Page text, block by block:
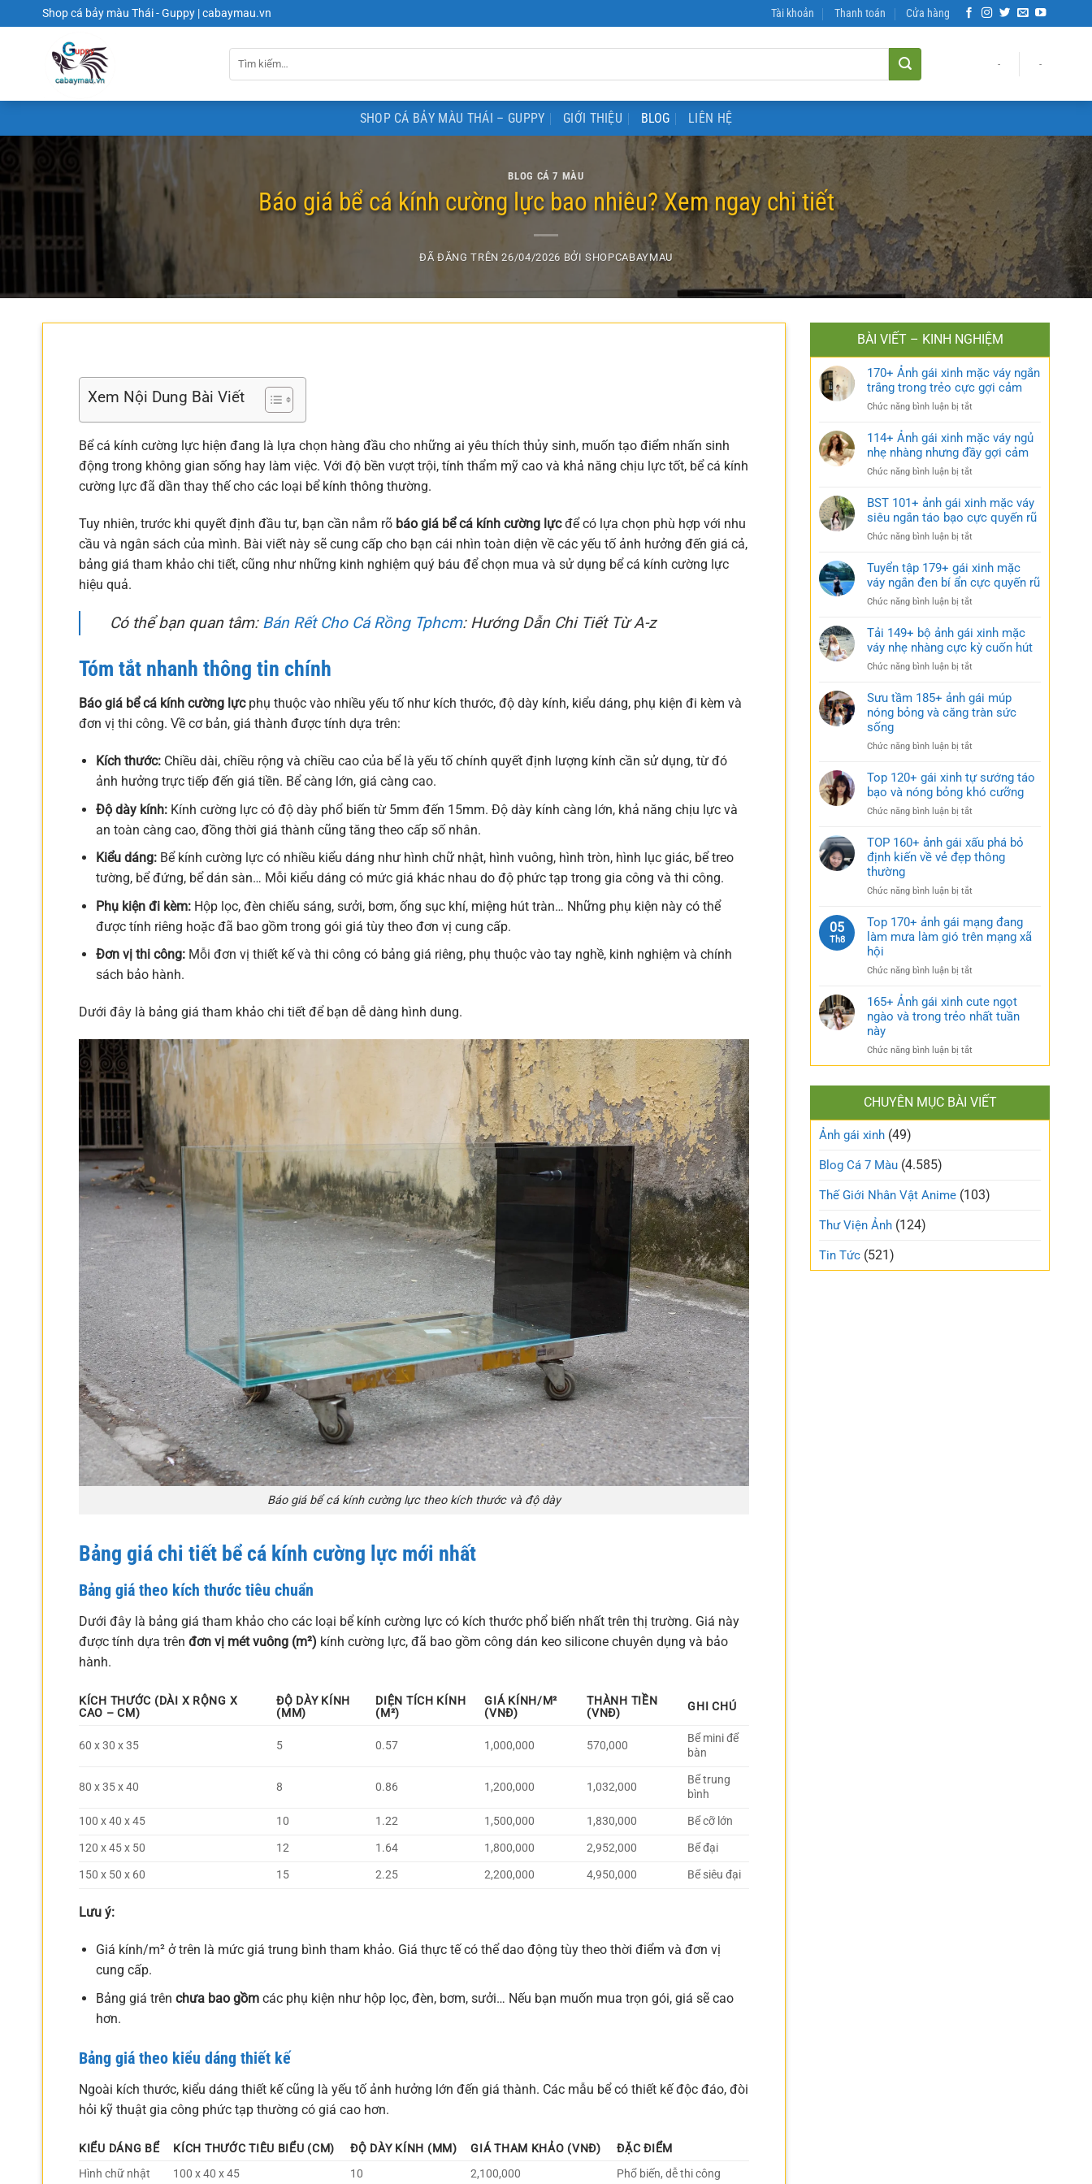
đến
Shop cá bảy màu Thái - Guppy | cabaymau.vn Tài khoản Thanh toán Cửa hàng
- -
SHOP CÁ BẢY MÀU THÁI – GUPPY GIỚI THIỆU BLOG LIÊN HỆ
BLOG CÁ 7 MÀU
Báo giá bể cá kính cường lực bao nhiêu? Xem ngay chi tiết
ĐÃ ĐĂNG TRÊN26/04/2026 BỞISHOPCABAYMAU
Xem Nội Dung Bài Viết
Bể cá kính cường lực hiện đang là lựa chọn hàng đầu cho những ai yêu thích thủy sinh, muốn tạo điểm nhấn sinh
động trong không gian sống hay làm việc. Với độ bền vượt trội, tính thẩm mỹ cao và khả năng chịu lực tốt, bể cá kính
cường lực đã dần thay thế cho các loại bể kính thông thường.
Tuy nhiên, trước khi quyết định đầu tư, bạn cần nắm rõ báo giá bể cá kính cường lựcđể có lựa chọn phù hợp với nhu
cầu và ngân sách của mình. Bài viết này sẽ cung cấp cho bạn cái nhìn toàn diện về các yếu tố ảnh hưởng đến giá cả,
bảng giá tham khảo chi tiết, cũng như những kinh nghiệm quý báu để chọn mua và sử dụng bể cá kính cường lực
hiệu quả.
Có thể bạn quan tâm: Bán Rết Cho Cá Rồng Tphcm: Hướng Dẫn Chi Tiết Từ A-z
Tóm tắt nhanh thông tin chính
Báo giá bể cá kính cường lựcphụ thuộc vào nhiều yếu tố như kích thước, độ dày kính, kiểu dáng, phụ kiện đi kèm và
đơn vị thi công. Về cơ bản, giá thành được tính dựa trên:
Kích thước:Chiều dài, chiều rộng và chiều cao của bể là yếu tố chính quyết định lượng kính cần sử dụng, từ đó
ảnh hưởng trực tiếp đến giá tiền. Bể càng lớn, giá càng cao.
Độ dày kính:Kính cường lực có độ dày phổ biến từ 5mm đến 15mm. Độ dày kính càng lớn, khả năng chịu lực và
an toàn càng cao, đồng thời giá thành cũng tăng theo cấp số nhân.
Kiểu dáng:Bể kính cường lực có nhiều kiểu dáng như hình chữ nhật, hình vuông, hình tròn, hình lục giác, bể treo
tường, bể đứng, bể dán sàn… Mỗi kiểu dáng có mức giá khác nhau do độ phức tạp trong gia công và thi công.
Phụ kiện đi kèm:Hộp lọc, đèn chiếu sáng, sưởi, bơm, ống sục khí, miệng hút tràn… Những phụ kiện này có thể
được tính riêng hoặc đã bao gồm trong gói giá tùy theo đơn vị cung cấp.
Đơn vị thi công:Mỗi đơn vị thiết kế và thi công có bảng giá riêng, phụ thuộc vào tay nghề, kinh nghiệm và chính
sách bảo hành.
Dưới đây là bảng giá tham khảo chi tiết để bạn dễ dàng hình dung.
Báo giá bể cá kính cường lực theo kích thước và độ dày
Bảng giá chi tiết bể cá kính cường lực mới nhất
Bảng giá theo kích thước tiêu chuẩn
Dưới đây là bảng giá tham khảo cho các loại bể kính cường lực có kích thước phổ biến nhất trên thị trường. Giá này
được tính dựa trên đơn vị mét vuông (m²) kính cường lực, đã bao gồm công dán keo silicone chuyên dụng và bảo
hành.
KÍCH THƯỚC (DÀI X RỘNG X
CAO – CM)
ĐỘ DÀY KÍNH
(MM)
DIỆN TÍCH KÍNH
(M²)
GIÁ KÍNH/M²
(VNĐ)
THÀNH TIỀN
(VNĐ)
GHI CHÚ
60 x 30 x 35 5 0.57 1,000,000 570,000
Bể mini để
bàn
80 x 35 x 40 8 0.86 1,200,000 1,032,000
Bể trung
bình
100 x 40 x 45
10 1.22 1,500,000 1,830,000
Bể cỡ lớn
120 x 45 x 50
12 1.64 1,800,000 2,952,000
Bể đại
150 x 50 x 60
15 2.25 2,200,000 4,950,000 Bể siêu đại
Lưu ý:
Giá kính/m² ở trên là mức giá trung bình tham khảo. Giá thực tế có thể dao động tùy theo thời điểm và đơn vị
cung cấp.
Bảng giá trên chưa bao gồmcác phụ kiện như hộp lọc, đèn, bơm, sưởi… Nếu bạn muốn mua trọn gói, giá sẽ cao
hơn.
Bảng giá theo kiểu dáng thiết kế
Ngoài kích thước, kiểu dáng thiết kế cũng là yếu tố ảnh hưởng lớn đến giá thành. Các mẫu bể có thiết kế độc đáo, đòi
hỏi kỹ thuật gia công phức tạp thường có giá cao hơn.
KIỂU DÁNG BỂ KÍCH THƯỚC TIÊU BIỂU (CM) ĐỘ DÀY KÍNH (MM) GIÁ THAM KHẢO (VNĐ)
ĐẶC ĐIỂM
Hình chữ nhật
100 x 40 x 45 10 2,100,000
Phổ biến, dễ thi công
BÀI VIẾT – KINH NGHIỆM
170+ Ảnh gái xinh mặc váy ngắn
trắng trong trẻo cực gợi cảm
Chức năng bình luận bị tắt
Ảnh
gái
xinh
mặc
ngắn
trắng
gợi
cảm
114+ Ảnh gái xinh mặc váy ngủ
nhẹ nhàng nhưng đầy gợi cảm
Chức năng bình luận bị tắt
Ảnh
gái
xinh
mặc
ngủ
nhẹ
gợi
cảm
BST 101+ ảnh gái xinh mặc váy
siêu ngắn táo bạo cực quyến rũ
Chức năng bình luận bị tắt
101+
ảnh
gái
xinh
váy
siêu
cực
quyến
Tuyển tập 179+ gái xinh mặc
váy ngắn đen bí ẩn cực quyến rũ
Chức năng bình luận bị tắt
tập
179+
gái
xinh
váy
ngắn
ẩn
quyến
rũ
Tải 149+ bộ ảnh gái xinh mặc
váy nhẹ nhàng cực kỳ cuốn hút
Chức năng bình luận bị tắt
149+
bộ
xinh
váy
nhẹ
cực
cuốn
hút
Sưu tầm 185+ ảnh gái múp
nóng bỏng và căng tràn sức
sống
Chức năng bình luận bị tắt
tầm
185+
gái
nóng
bỏng
tràn
sống
Top 120+ gái xinh tự sướng táo
bạo và nóng bỏng khó cưỡng
Chức năng bình luận bị tắt
120+
gái
sướng
bạo
và
khó
TOP 160+ ảnh gái xấu phá bỏ
định kiến về vẻ đẹp thông
thường
Chức năng bình luận bị tắt
160+
ảnh
phá
định
kiến
đẹp
thông
thường
05
Th8
Top 170+ ảnh gái mạng đang
làm mưa làm gió trên mạng xã
hội
Chức năng bình luận bị tắt
170+
ảnh
đang
làm
làm
gió
trên
165+ Ảnh gái xinh cute ngọt
ngào và trong trẻo nhất tuần
này
Chức năng bình luận bị tắt
165+
xinh
cute
trẻo
nhất
CHUYÊN MỤC BÀI VIẾT
Ảnh gái xinh (49)
Blog Cá 7 Màu (4.585)
Thế Giới Nhân Vật Anime (103)
Thư Viện Ảnh (124)
Tin Tức (521)